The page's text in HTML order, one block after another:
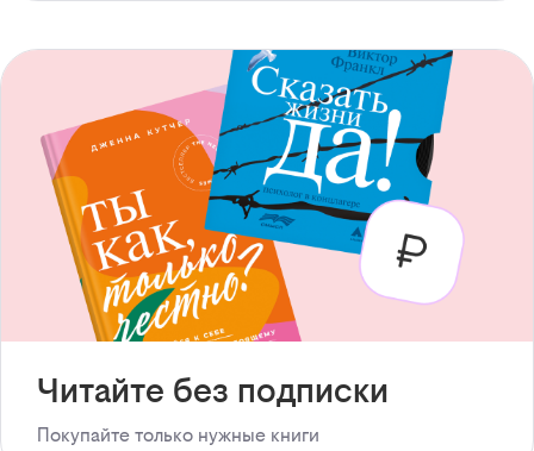
Читайте без подписки
Покупайте только нужные книги